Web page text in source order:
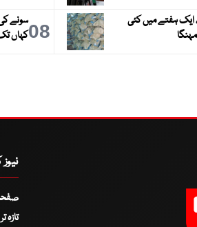
ایک ہفتے میں کئی
08سونے
کہاں
تازہ